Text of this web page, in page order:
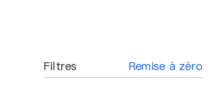
Filtres Remise à zéro